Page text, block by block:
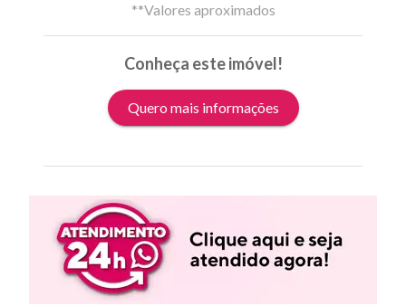
**Valores aproximados
Conheça este imóvel!
Quero mais informações